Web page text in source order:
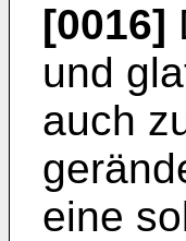
[0016]
und
auch
eine